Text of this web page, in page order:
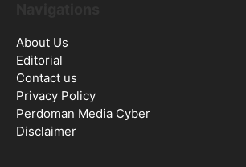
About Us
Editorial
Contact us
Privacy Policy
Perdoman Media Cyber
Disclaimer